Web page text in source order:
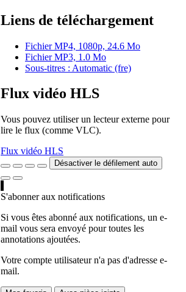
Liens de téléchargement
Fichier MP4, 1080p, 24.6 Mo
Fichier MP3, 1.0 Mo
Sous-titres : Automatic (fre)
Flux vidéo HLS
Vous pouvez utiliser un lecteur externe pour
lire le flux (comme VLC).
Flux vidéo HLS
Désactiver le défilement auto
S'abonner aux notifications
Si vous êtes abonné aux notifications, un e-
mail vous sera envoyé pour toutes les
annotations ajoutées.
Votre compte utilisateur n'a pas d'adresse e-
mail.